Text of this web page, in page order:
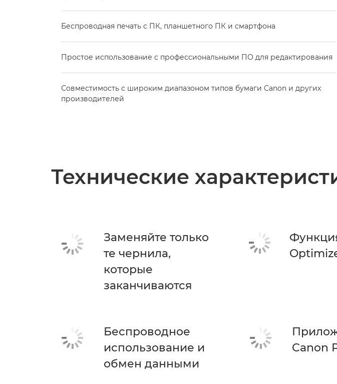
Беспроводная печать с ПК, планшетного ПК и смартфона
Простое использование с профессиональными ПО для редактирования
Совместимость с широким диапазоном типов бумаги Canon и других
производителей
Технические
Заменяйте только
те чернила,
которые
заканчиваются
Беспроводное
использование и
обмен данными
Canon